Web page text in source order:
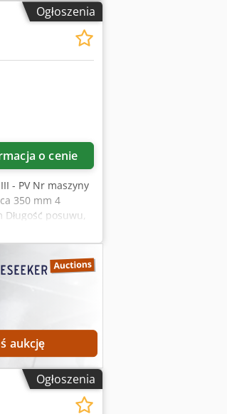
Ogłoszenia
o cenie
- PV Nr maszyny
350 mm 4
posuwu,
Ahrsf
aukcję
Ogłoszenia